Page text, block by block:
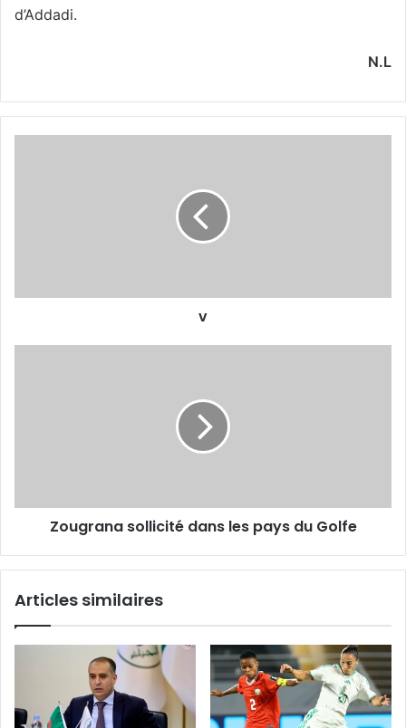
d’Addadi.
N.L
v
Zougrana sollicité dans les pays du Golfe
Articles similaires